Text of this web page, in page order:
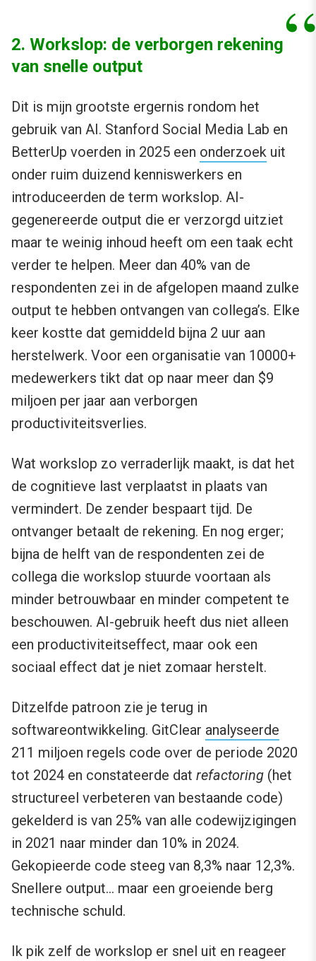
2. Workslop: de verborgen rekening
van snelle output
Dit is mijn grootste ergernis rondom het
gebruik van AI. Stanford Social Media Lab en
BetterUp voerden in 2025 een onderzoek uit
onder ruim duizend kenniswerkers en
introduceerden de term workslop. AI-
gegenereerde output die er verzorgd uitziet
maar te weinig inhoud heeft om een taak echt
verder te helpen. Meer dan 40% van de
respondenten zei in de afgelopen maand zulke
output te hebben ontvangen van collega’s. Elke
keer kostte dat gemiddeld bijna 2 uur aan
herstelwerk. Voor een organisatie van 10000+
medewerkers tikt dat op naar meer dan $9
miljoen per jaar aan verborgen
productiviteitsverlies.
Wat workslop zo verraderlijk maakt, is dat het
de cognitieve last verplaatst in plaats van
vermindert. De zender bespaart tijd. De
ontvanger betaalt de rekening. En nog erger;
bijna de helft van de respondenten zei de
collega die workslop stuurde voortaan als
minder betrouwbaar en minder competent te
beschouwen. AI-gebruik heeft dus niet alleen
een productiviteitseffect, maar ook een
sociaal effect dat je niet zomaar herstelt.
Ditzelfde patroon zie je terug in
softwareontwikkeling. GitClear analyseerde
211 miljoen regels code over de periode 2020
tot 2024 en constateerde dat refactoring (het
structureel verbeteren van bestaande code)
gekelderd is van 25% van alle codewijzigingen
in 2021 naar minder dan 10% in 2024.
Gekopieerde code steeg van 8,3% naar 12,3%.
Snellere output… maar een groeiende berg
technische schuld.
Ik pik zelf de workslop er snel uit en reageer